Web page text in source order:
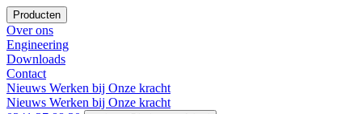
Producten
Over ons
Engineering
Downloads
Contact
Nieuws Werken bij Onze kracht
Nieuws Werken bij Onze kracht